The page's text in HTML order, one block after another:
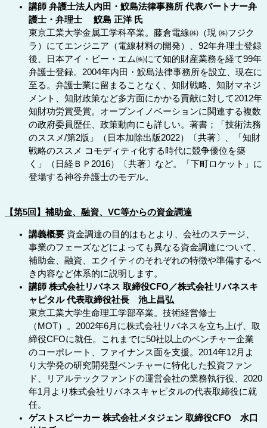
講師 弁護士法人内田・鮫島法律事務所 代表パートナー弁
護士・弁理士 鮫島 正洋 氏
東京工業大学金属工学科卒業。藤倉電線㈱（現 ㈱フジク
ラ）にてエンジニア（電線材料の開発）、92年弁理士登録
後、日本アイ・ビー・エム㈱にて知的財産業務を経て99年
弁護士登録。2004年内田・鮫島法律事務所を設立、現在に
至る。弁護士業に留まることなく、知財戦略、知財マネジ
メント、知財政策など多方面にかかる貢献に対して2012年
知財功労賞受賞。オープンイノベーションに関連する複数
の政府委員歴任、政策動向にも詳しい。著書；「技術法務
のススメ/第2版」（日本加除出版2022）〔共著〕、「知財
戦略のススメ コモディティ化する時代に競争優位を築
く」（日経ＢＰ2016）〔共著〕など。「下町ロケット」に
登場する神谷弁護士のモデル。
【第5回】補助金、融資、VC等からの資金調達
講義概要 資金調達の目的はもとより、会社のステージ、
事業のフェーズなどによっても異なる資金調達について、
補助金、融資、エクイティのそれぞれの特徴や準備するべ
き内容など体系的に説明します。
講師 株式会社リバネス 取締役CFO／株式会社リバネスキ
ャピタル 代表取締役社長 池上昌弘
東京工業大学生命理工学部卒業。技術経営修士
（MOT）。2002年6月に株式会社リバネスを立ち上げ、取
締役CFOに就任。これまでに50社以上のベンチャー企業
のコーポレート、ファイナンス面を支援。2014年12月よ
り大学発の研究開発型ベンチャーに特化した投資ファン
ド、リアルテックファンドの運営会社の業務執行役、2020
年1月より株式会社リバネスキャピタルの代表取締役に就
任。
ゲストスピーカー 株式会社メタジェン 取締役CFO 水口